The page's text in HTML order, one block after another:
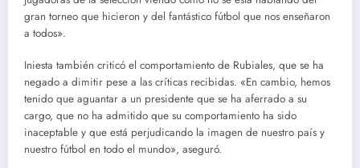
gran torneo que hicieron y del fantástico fútbol que nos enseñaron
a todos».
Iniesta también criticó el comportamiento de Rubiales, que se ha
negado a dimitir pese a las críticas recibidas. «En cambio, hemos
tenido que aguantar a un presidente que se ha aferrado a su
cargo, que no ha admitido que su comportamiento ha sido
inaceptable y que está perjudicando la imagen de nuestro país y
nuestro fútbol en todo el mundo», aseguró.